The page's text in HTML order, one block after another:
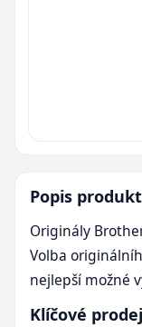
Popis
Originály
Volba
nejlepší možné
Klíčové